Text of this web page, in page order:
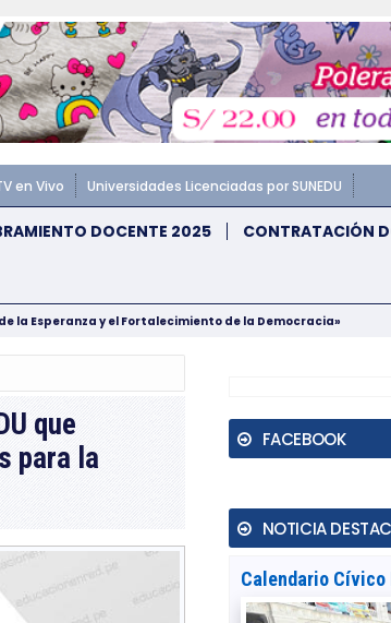
en Vivo Universidades Licenciadas por SUNEDU
DOCENTE 2025 CONTRATACIÓN
la Esperanza y el Fortalecimiento de la Democracia»
que
para la
FACEBOOK
NOTICIA
Calendario Cívico